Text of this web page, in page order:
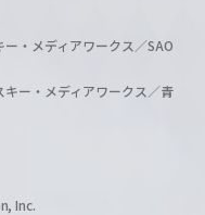
・メディアワークス／SAO
ー・メディアワークス／青
Inc.